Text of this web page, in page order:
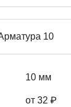
10
10 мм
от 32 ₽